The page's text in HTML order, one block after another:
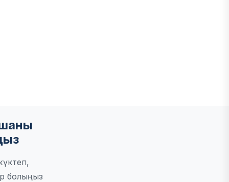
болыңыз